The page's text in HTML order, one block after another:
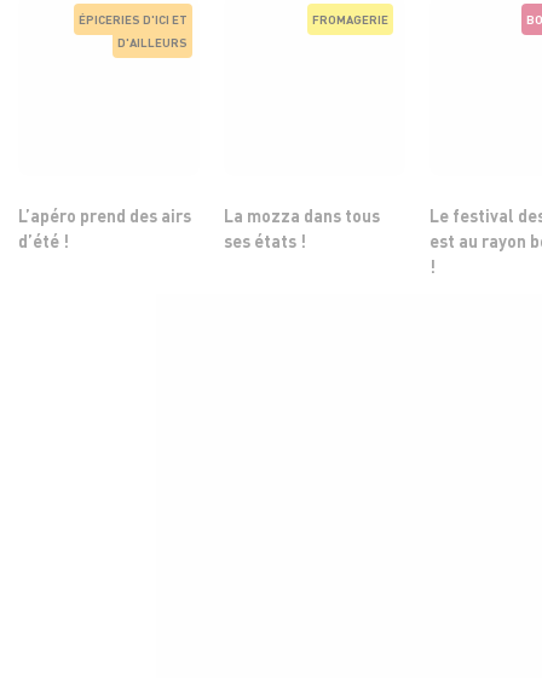
ÉPICERIES D'ICI ET
D'AILLEURS
L’apéro prend des airs
d’été !
FROMAGERIE
La mozza dans tous
ses états !
Le festival
est au rayon
!